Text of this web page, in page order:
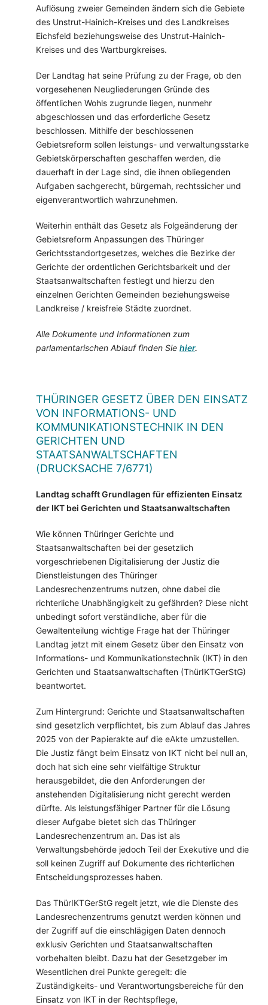
Auflösung zweier Gemeinden ändern sich die Gebiete
des Unstrut-Hainich-Kreises und des Landkreises
Eichsfeld beziehungsweise des Unstrut-Hainich-
Kreises und des Wartburgkreises.
Der Landtag hat seine Prüfung zu der Frage, ob den
vorgesehenen Neugliederungen Gründe des
öffentlichen Wohls zugrunde liegen, nunmehr
abgeschlossen und das erforderliche Gesetz
beschlossen. Mithilfe der beschlossenen
Gebietsreform sollen leistungs- und verwaltungsstarke
Gebietskörperschaften geschaffen werden, die
dauerhaft in der Lage sind, die ihnen obliegenden
Aufgaben sachgerecht, bürgernah, rechtssicher und
eigenverantwortlich wahrzunehmen.
Weiterhin enthält das Gesetz als Folgeänderung der
Gebietsreform Anpassungen des Thüringer
Gerichtsstandortgesetzes, welches die Bezirke der
Gerichte der ordentlichen Gerichtsbarkeit und der
Staatsanwaltschaften festlegt und hierzu den
einzelnen Gerichten Gemeinden beziehungsweise
Landkreise / kreisfreie Städte zuordnet.
Alle Dokumente und Informationen zum
parlamentarischen Ablauf finden Sie hier.
THÜRINGER GESETZ ÜBER DEN EINSATZ
VON INFORMATIONS- UND
KOMMUNIKATIONSTECHNIK IN DEN
GERICHTEN UND
STAATSANWALTSCHAFTEN
(DRUCKSACHE 7/6771)
Landtag schafft Grundlagen für effizienten Einsatz
der IKT bei Gerichten und Staatsanwaltschaften
Wie können Thüringer Gerichte und
Staatsanwaltschaften bei der gesetzlich
vorgeschriebenen Digitalisierung der Justiz die
Dienstleistungen des Thüringer
Landesrechenzentrums nutzen, ohne dabei die
richterliche Unabhängigkeit zu gefährden? Diese nicht
unbedingt sofort verständliche, aber für die
Gewaltenteilung wichtige Frage hat der Thüringer
Landtag jetzt mit einem Gesetz über den Einsatz von
Informations- und Kommunikationstechnik (IKT) in den
Gerichten und Staatsanwaltschaften (ThürIKTGerStG)
beantwortet.
Zum Hintergrund: Gerichte und Staatsanwaltschaften
sind gesetzlich verpflichtet, bis zum Ablauf das Jahres
2025 von der Papierakte auf die eAkte umzustellen.
Die Justiz fängt beim Einsatz von IKT nicht bei null an,
doch hat sich eine sehr vielfältige Struktur
herausgebildet, die den Anforderungen der
anstehenden Digitalisierung nicht gerecht werden
dürfte. Als leistungsfähiger Partner für die Lösung
dieser Aufgabe bietet sich das Thüringer
Landesrechenzentrum an. Das ist als
Verwaltungsbehörde jedoch Teil der Exekutive und die
soll keinen Zugriff auf Dokumente des richterlichen
Entscheidungsprozesses haben.
Das ThürIKTGerStG regelt jetzt, wie die Dienste des
Landesrechenzentrums genutzt werden können und
der Zugriff auf die einschlägigen Daten dennoch
exklusiv Gerichten und Staatsanwaltschaften
vorbehalten bleibt. Dazu hat der Gesetzgeber im
Wesentlichen drei Punkte geregelt: die
Zuständigkeits- und Verantwortungsbereiche für den
Einsatz von IKT in der Rechtspflege,